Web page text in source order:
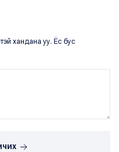
хандана уу. Ёс бус